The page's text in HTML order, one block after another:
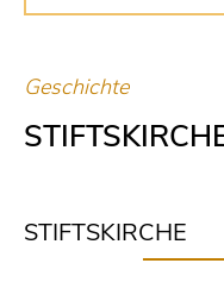
Geschichte
STIFTSKIRCHE